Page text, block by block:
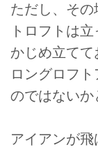
ただし、そ
トロフトは
かじめ立てて
ロングロフ
のではないか
アイアンが